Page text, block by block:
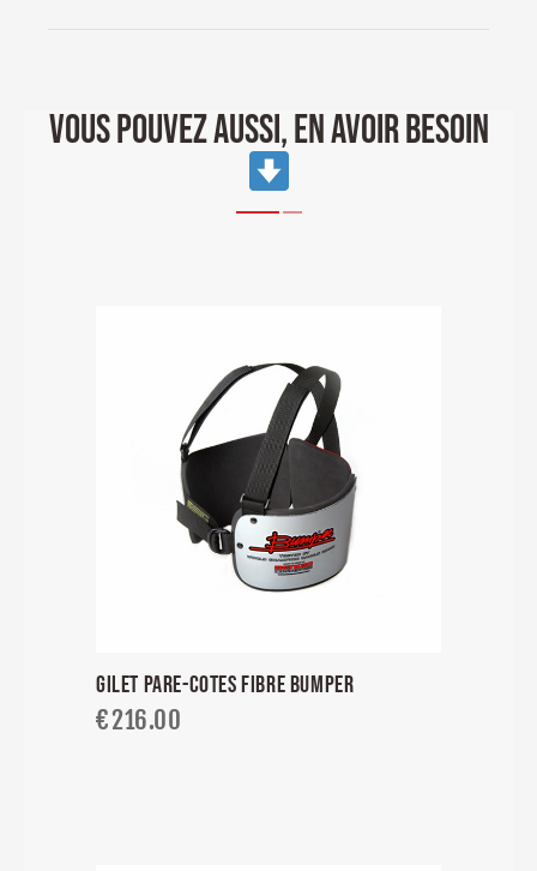
VOUS POUVEZ AUSSI, EN AVOIR BESOIN
GILET PARE-COTES FIBRE BUMPER
€216.00